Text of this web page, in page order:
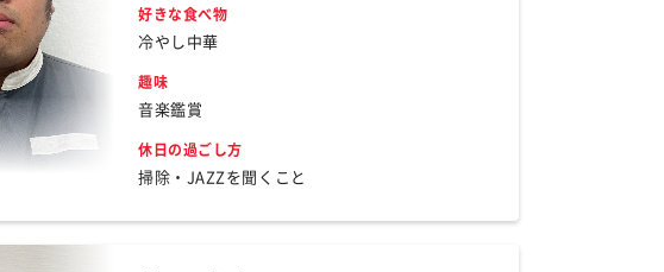
好きな食べ物
冷やし中華
趣味
音楽鑑賞
休日の過ごし方
掃除・JAZZを聞くこと